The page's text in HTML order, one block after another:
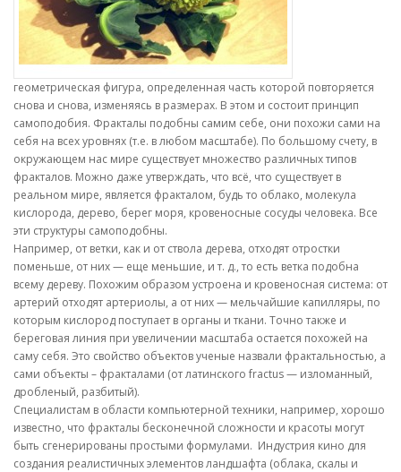
геометрическая фигура, определенная часть которой повторяется
снова и снова, изменяясь в размерах. В этом и состоит принцип
самоподобия. Фракталы подобны самим себе, они похожи сами на
себя на всех уровнях (т.е. в любом масштабе). По большому счету, в
окружающем нас мире существует множество различных типов
фракталов. Можно даже утверждать, что всё, что существует в
реальном мире, является фракталом, будь то облако, молекула
кислорода, дерево, берег моря, кровеносные сосуды человека. Все
эти структуры самоподобны.
Например, от ветки, как и от ствола дерева, отходят отростки
поменьше, от них — еще меньшие, и т. д., то есть ветка подобна
всему дереву. Похожим образом устроена и кровеносная система: от
артерий отходят артериолы, а от них — мельчайшие капилляры, по
которым кислород поступает в органы и ткани. Точно также и
береговая линия при увеличении масштаба остается похожей на
саму себя. Это свойство объектов ученые назвали фрактальностью, а
сами объекты – фракталами (от латинского fractus — изломанный,
дробленый, разбитый).
Специалистам в области компьютерной техники, например, хорошо
известно, что фракталы бесконечной сложности и красоты могут
быть сгенерированы простыми формулами. Индустрия кино для
создания реалистичных элементов ландшафта (облака, скалы и